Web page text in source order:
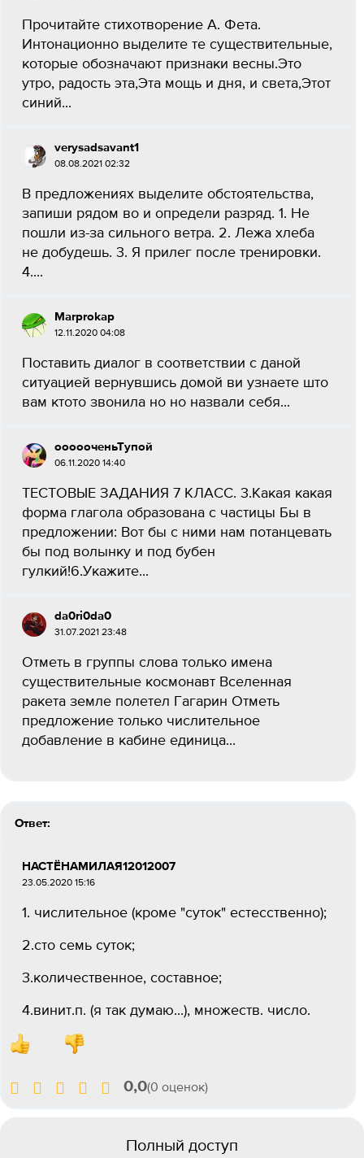
Прочитайте стихотворение А. Фета.
Интонационно выделите те существительные,
которые обозначают признаки весны.Это
утро, радость эта,Эта мощь и дня, и света,Этот
синий...
verysadsavant1
08.08.2021 02:32
В предложениях выделите обстоятельства,
запиши рядом во и определи разряд. 1. Не
пошли из-за сильного ветра. 2. Лежа хлеба
не добудешь. 3. Я прилег после тренировки.
4....
Маrprokap
12.11.2020 04:08
Поставить диалог в соответствии с даной
ситуацией вернувшись домой ви узнаете што
вам ктото звонила но но назвали себя...
оооооченьТупой
06.11.2020 14:40
ТЕСТОВЫЕ ЗАДАНИЯ 7 КЛАСС. 3.Какая какая
форма глагола образована с частицы Бы в
предложении: Вот бы с ними нам потанцевать
бы под волынку и под бубен
гулкий!6.Укажите...
da0ri0da0
31.07.2021 23:48
Отметь в группы слова только имена
существительные космонавт Вселенная
ракета земле полетел Гагарин Отметь
предложение только числительное
добавление в кабине единица...
Ответ:
НАСТЁНАМИЛАЯ12012007
23.05.2020 15:16
1. числительное (кроме "суток" естесственно);
2.сто семь суток;
3.количественное, составное;
4.винит.п. (я так думаю...), множеств. число.
0,0(0 оценок)
Полный доступ